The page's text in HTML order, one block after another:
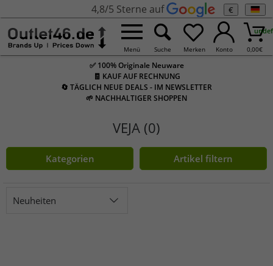
4,8/5 Sterne auf €
Menü Suche Merken Konto 0,00€
✅ 100% Originale Neuware
🧾 KAUF AUF RECHNUNG
🔄 TÄGLICH NEUE DEALS - IM NEWSLETTER
🌱 NACHHALTIGER SHOPPEN
VEJA (0)
Kategorien Artikel filtern
Neuheiten